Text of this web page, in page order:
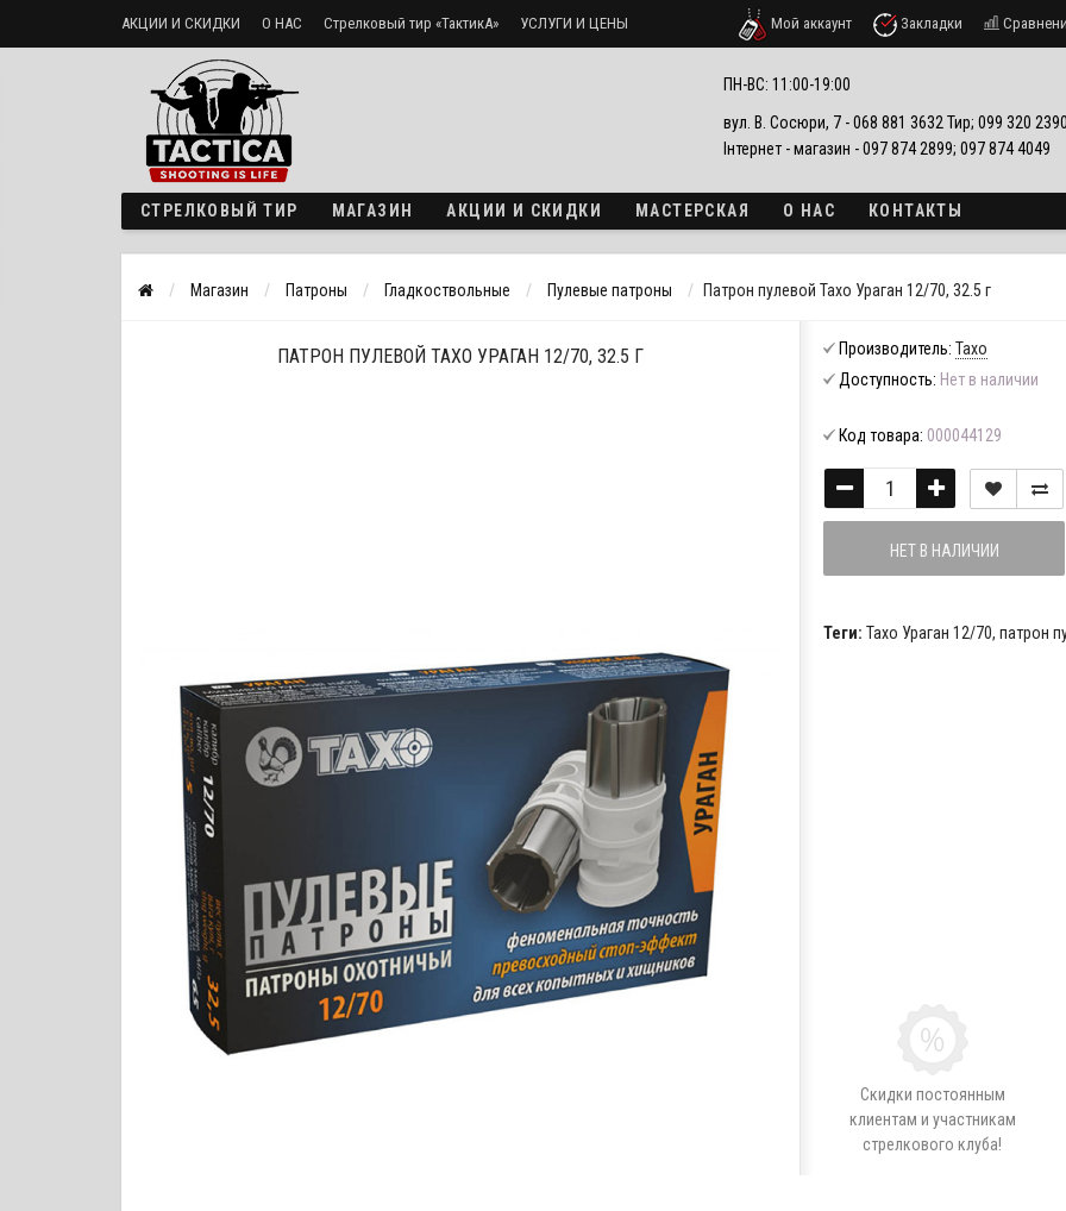
АКЦИИ И СКИДКИ О НАС Стрелковый тир «ТактикА» УСЛУГИ И ЦЕНЫ
Доставка и оплата
Мой аккаунт Закладки
ПН-ВС: 11:00-19:00
вул. В. Сосюри, 7 - 068 881 3632 Тир; 099 320
Інтернет - магазин - 097 874 2899; 097 874 4049
СТРЕЛКОВЫЙ ТИР МАГАЗИН АКЦИИ И СКИДКИ МАСТЕРСКАЯ О НАС КОНТАКТЫ
Магазин Патроны Гладкоствольные Пулевые патроны Патрон пулевой Тахо Ураган 12/70, 32.5 г
ПАТРОН ПУЛЕВОЙ ТАХО УРАГАН 12/70, 32.5 Г Производитель: Тахо
Доступность: Нет в наличии
Код товара: 000044129
НЕТ В НАЛИЧИИ
Теги: Тахо Ураган 12/70, патрон
Скидки постоянным
клиентам и участникам
стрелкового клуба!